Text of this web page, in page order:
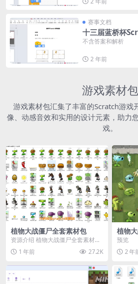
赛事文档
十三届蓝桥杯
不含答案和解析
2 年前
游戏素材包
游戏素材包汇集了丰富的Scratch游戏
像、动感音效和实用的设计元素，助力
戏。
植物大战僵尸全套素材包
资源介绍 植物大战僵尸全套素材
包，包含227个丰富多样的素材，
涵盖角色、背景、动...
1 年前 27.2K
植物
览】
预览
2 年